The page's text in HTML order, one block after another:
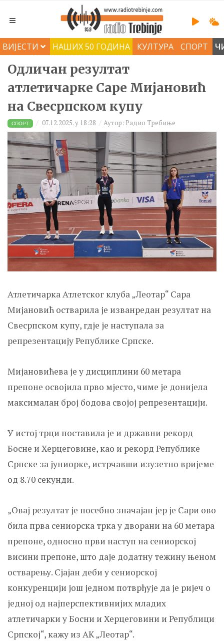
ВИЈЕСТИ НАШИХ 50 ГОДИНА КУЛТУРА СПОРТ
Одличан резултат
атлетичарке Саре Мијановић
на Свесрпском купу
СПОРТ 07.12.2025. у 18:28 Аутор: Радио Требиње
Атлетичарка Атлетског клуба „Леотар“ Сара
Мијановић остварила је изванредан резултат на
Свесрпском купу, гдје је наступала за
репрезентацију Републике Српске.
Мијановићева је у дисциплини 60 метара
препоне освојила прво мјесто, чиме је донијела
максималан број бодова својој репрезентацији.
У истој трци поставила је и државни рекорд
Босне и Херцеговине, као и рекорд Републике
Српске за јуниорке, истрчавши изузетно вријеме
од 8.70 секунди.
„Овај резултат је посебно значајан јер је Сари ово
била прва сениорска трка у дворани на 60 метара
препоне, односно први наступ на сениорској
висини препоне, што даје додатну тежину њеном
остварењу. Сјајан деби у сениорској
конкуренцији још једном потврђује да је ријеч о
једној од најперспективнијих младих
атлетичарки у Босни и Херцеговини и Републици
Српској“, кажу из АK „Леотар“.